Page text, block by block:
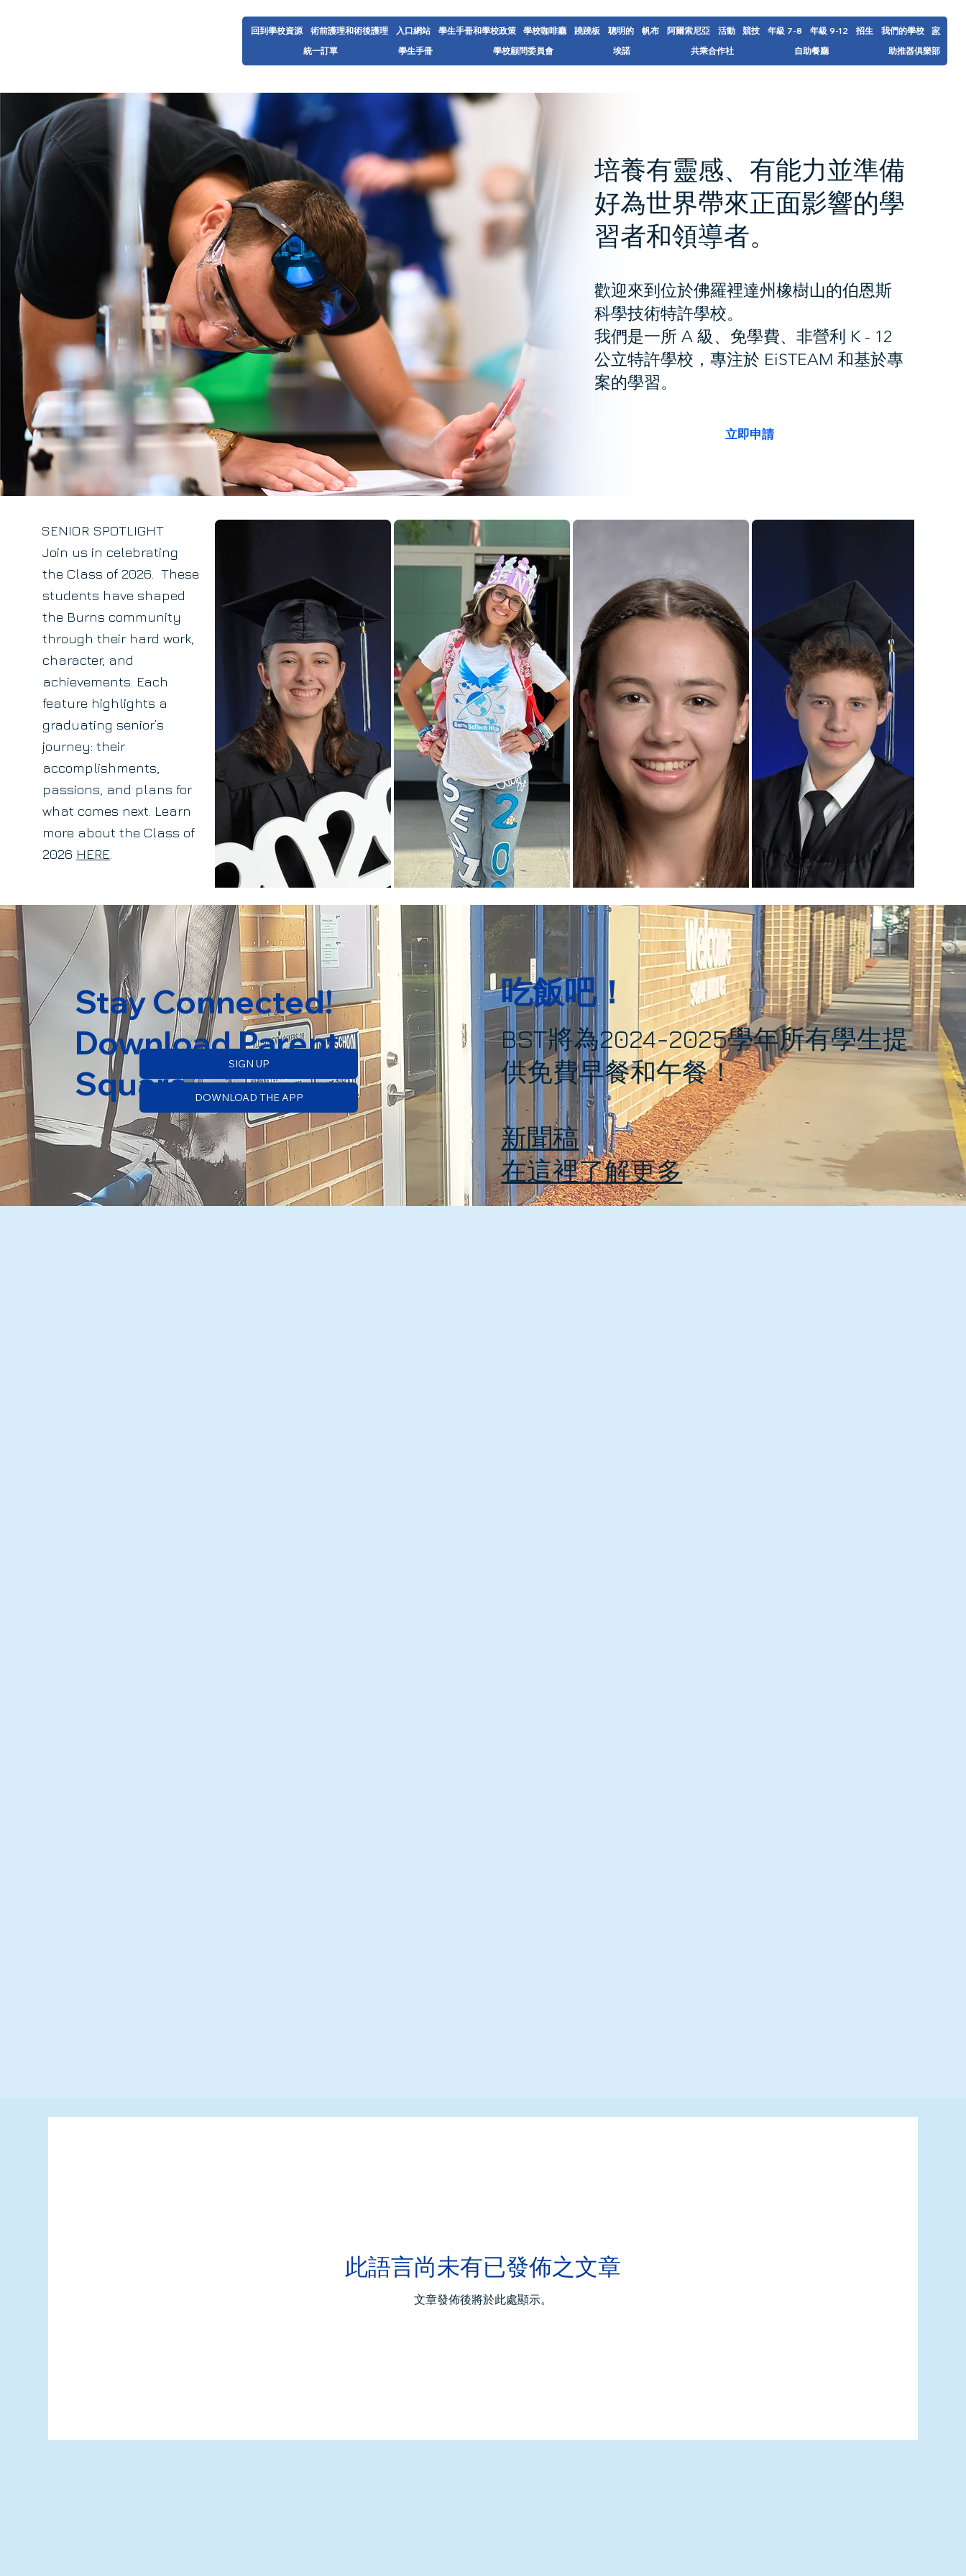
家
我們的學校
招生
9-12 年級
7-8 年級
競技
活動
阿爾索尼亞
帆布
聰明的
蹺蹺板
學校咖啡廳
學生手冊和學校政策
入口網站
術前護理和術後護理
回到學校資源
助推器俱樂部
自助餐廳
共乘合作社
埃諾
學校顧問委員會
學生手冊
統一訂單
培養有靈感、有能力並準備
好為世界帶來正面影響的學
習者和領導者。
歡迎來到位於佛羅裡達州橡樹山的伯恩斯
科學技術特許學校。
我們是一所 A 級、免學費、非營利 K - 12
公立特許學校，專注於 EiSTEAM 和基於專
案的學習。
立即申請
SENIOR SPOTLIGHT
Join us in celebrating
the Class of 2026. These
students have shaped
the Burns community
through their hard work,
character, and
achievements. Each
feature highlights a
graduating senior’s
journey: their
accomplishments,
passions, and plans for
what comes next. Learn
more about the Class of
2026 HERE.
Stay Connected!
Download Parent
Square
SIGN UP
DOWNLOAD THE APP
吃飯吧！
BST將為2024-2025學年所有學生提
供免費早餐和午餐！
新聞稿
在這裡了解更多
此語言尚未有已發佈之文章
文章發佈後將於此處顯示。